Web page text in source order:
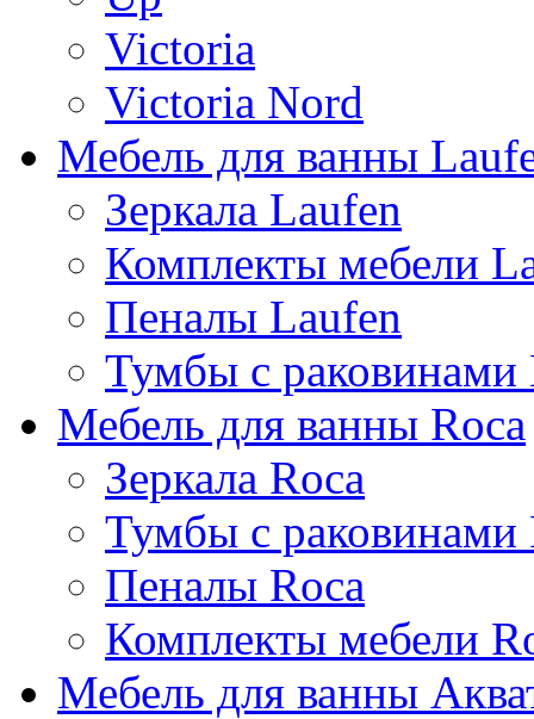
Victoria
Victoria Nord
Мебель для ванны
Зеркала Laufen
Комплекты мебели
Пеналы Laufen
Тумбы с раковинами
Мебель для ванны Roca
Зеркала Roca
Тумбы с раковинами
Пеналы Roca
Комплекты мебели
Мебель для ванны